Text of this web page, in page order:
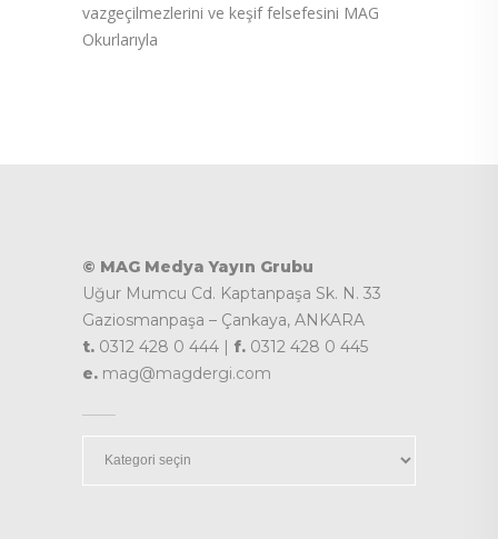
vazgeçilmezlerini ve keşif felsefesini MAG
Okurlarıyla
© MAG Medya Yayın Grubu
Uğur Mumcu Cd. Kaptanpaşa Sk. N. 33
Gaziosmanpaşa – Çankaya, ANKARA
t. 0312 428 0 444 | f. 0312 428 0 445
e. mag@magdergi.com